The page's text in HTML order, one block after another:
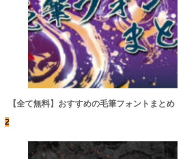
【全て無料】おすすめの毛筆フォントまとめ
2